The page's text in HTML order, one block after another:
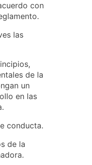
con
las
de la
un
en las
conducta.
de la